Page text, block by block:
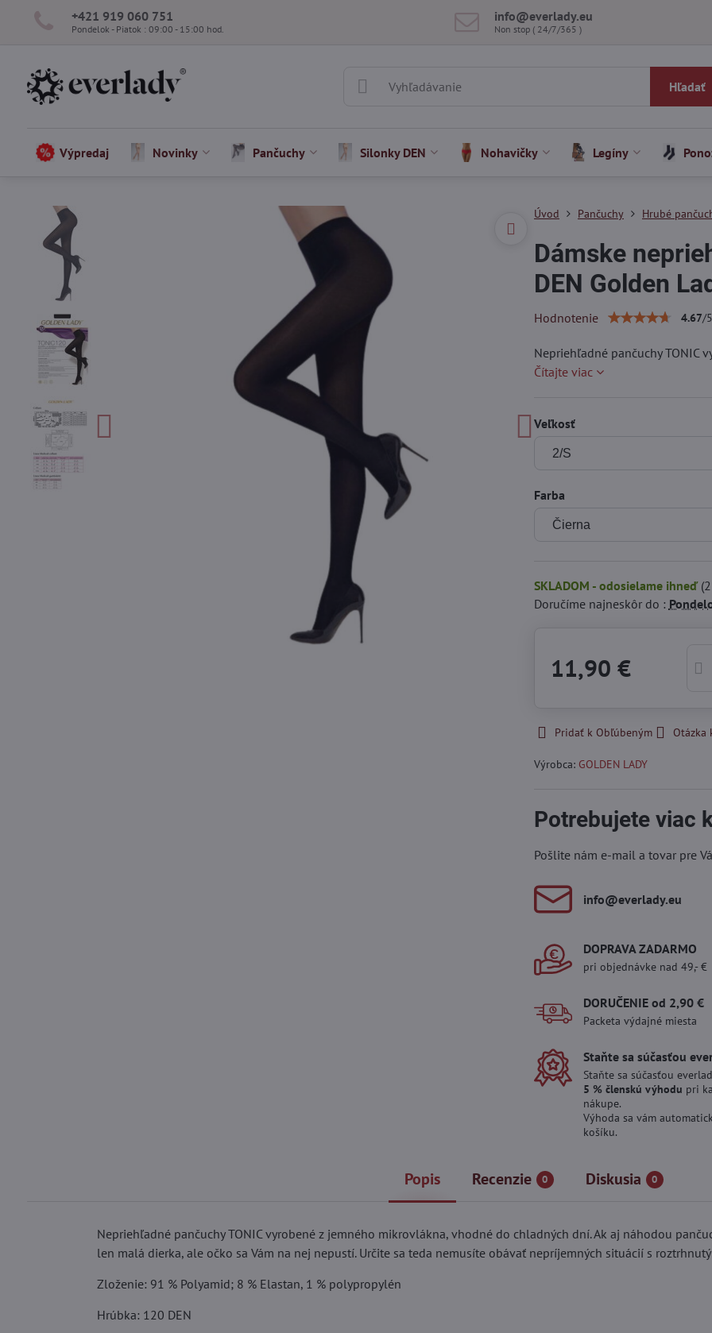
+421 919 060 751
Pondelok - Piatok : 09:00 - 15:00 hod.
info​@everlady​.eu
Non stop ( 24/7/365 )
Hľadať
Výpredaj Novinky Pančuchy Silonky DEN Nohavičky Legíny
Úvod Pančuchy Hrubé
Dámske
DEN Golden
Hodnotenie 4.67/5
Nepriehľadné pančuchy TONIC
Čítajte viac
Veľkosť
Farba
SKLADOM - odosielame ihneď (2
Doručíme najneskôr do :
11,90 €
Pridať k Obľúbeným Otázka
Výrobca: GOLDEN LADY
Potrebujete viac
Pošlite nám e-mail a tovar pre
info​@everlady​.eu
DOPRAVA ZADARMO
pri objednávke nad 49,- €
DORUČENIE od 2,90 €
Packeta výdajné miesta
Staňte sa súčasťou
Staňte sa súčasťou
5 % členskú výhodu pri
nákupe.
Výhoda sa vám
košíku.
Popis Recenzie 0 Diskusia 0
Nepriehľadné pančuchy TONIC vyrobené z jemného mikrovlákna, vhodné do chladných dní. Ak aj náhodou
len malá dierka, ale očko sa Vám na nej nepustí. Určite sa teda nemusíte obávať nepríjemných situácií s
Zloženie: 91 % Polyamid; 8 % Elastan, 1 % polypropylén
Hrúbka: 120 DEN